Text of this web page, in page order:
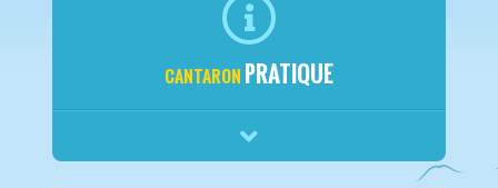
CANTARON PRATIQUE